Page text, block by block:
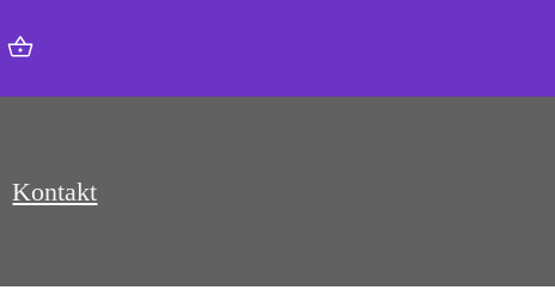
Kontakt